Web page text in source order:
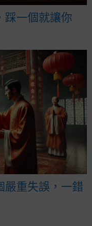
踩一個就讓你
嚴重失誤，一錯